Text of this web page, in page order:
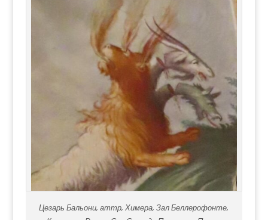
Цезарь Бальони, аттр, Химера, Зал Беллерофонте,